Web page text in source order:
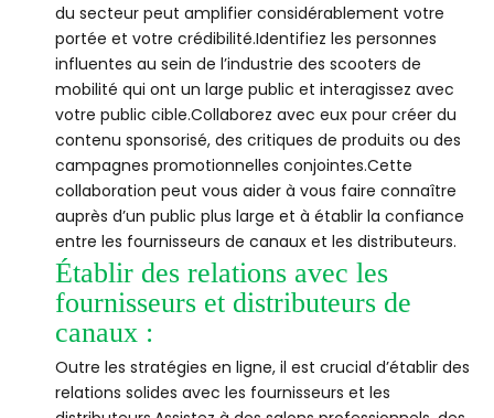
du secteur peut amplifier considérablement votre
portée et votre crédibilité.Identifiez les personnes
influentes au sein de l’industrie des scooters de
mobilité qui ont un large public et interagissez avec
votre public cible.Collaborez avec eux pour créer du
contenu sponsorisé, des critiques de produits ou des
campagnes promotionnelles conjointes.Cette
collaboration peut vous aider à vous faire connaître
auprès d’un public plus large et à établir la confiance
entre les fournisseurs de canaux et les distributeurs.
Établir des relations avec les
fournisseurs et distributeurs de
canaux :
Outre les stratégies en ligne, il est crucial d’établir des
relations solides avec les fournisseurs et les